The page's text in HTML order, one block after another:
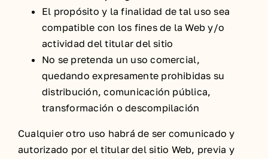
El propósito y la finalidad de tal uso sea
compatible con los fines de la Web y/o
actividad del titular del sitio
No se pretenda un uso comercial,
quedando expresamente prohibidas su
distribución, comunicación pública,
transformación o descompilación
Cualquier otro uso habrá de ser comunicado y
autorizado por el titular del sitio Web, previa y